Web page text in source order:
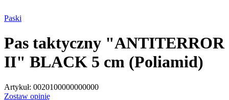
Paski
Pas taktyczny "ANTITERROR
II" BLACK 5 cm (Poliamid)
Artykuł: 0020100000000000
Zostaw opinię